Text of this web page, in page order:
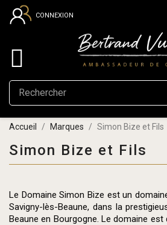
CONNEXION

Accueil Marques Simon Bize et Fils
Simon Bize et Fils
Le Domaine Simon Bize est un
Savigny-lès-Beaune, dans la
Beaune en Bourgogne. Le domaine